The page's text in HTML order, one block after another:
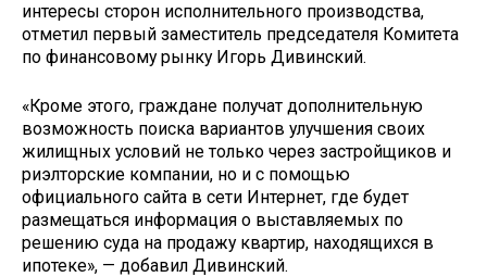
интересы сторон исполнительного производства,
отметил первый заместитель председателя Комитета
по финансовому рынку Игорь Дивинский.
«Кроме этого, граждане получат дополнительную
возможность поиска вариантов улучшения своих
жилищных условий не только через застройщиков и
риэлторские компании, но и с помощью
официального сайта в сети Интернет, где будет
размещаться информация о выставляемых по
решению суда на продажу квартир, находящихся в
ипотеке», — добавил Дивинский.